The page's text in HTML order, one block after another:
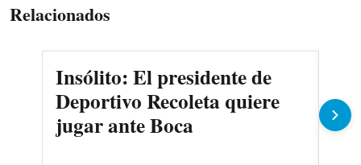
Relacionados
Insólito: El presidente de
Deportivo Recoleta quiere
jugar ante Boca